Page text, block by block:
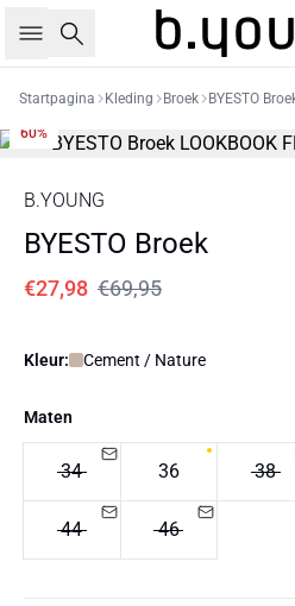
Zoeken
Startpagina Kleding Broek BYESTO
60%
B.YOUNG
BYESTO Broek
€27,98 €69,95
Kleur: Cement / Nature
Maten
34 36 38
44 46